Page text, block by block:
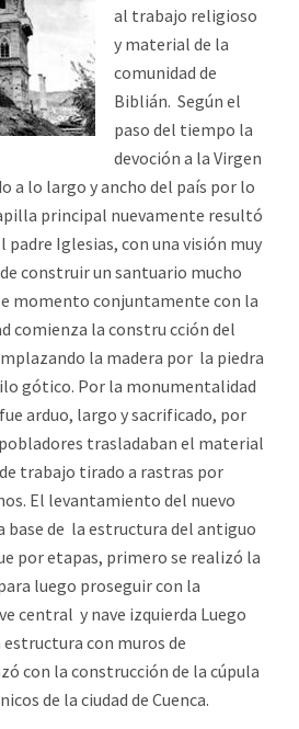
al trabajo religioso
y material de la
comunidad de
Biblián. Según el
paso del tiempo la
devoción a la Virgen
a lo largo y ancho del país por lo
principal nuevamente resultó
padre Iglesias, con una visión muy
construir un santuario mucho
momento conjuntamente con la
comienza la constru cción del
la madera por la piedra
gótico. Por la monumentalidad
arduo, largo y sacrificado, por
trasladaban el material
trabajo tirado a rastras por
El levantamiento del nuevo
base de la estructura del antiguo
por etapas, primero se realizó la
luego proseguir con la
central y nave izquierda Luego
con muros de
con la construcción de la cúpula
de la ciudad de Cuenca.